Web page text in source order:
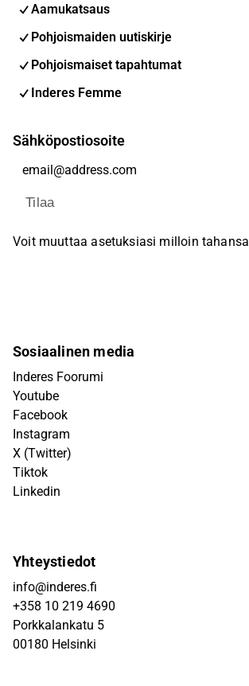
Aamukatsaus
Pohjoismaiden uutiskirje
Pohjoismaiset tapahtumat
Inderes Femme
Sähköpostiosoite
Tilaa
Voit muuttaa asetuksiasi milloin tahansa
Sosiaalinen media
Inderes Foorumi
Youtube
Facebook
Instagram
X (Twitter)
Tiktok
Linkedin
Yhteystiedot
info@inderes.fi
+358 10 219 4690
Porkkalankatu 5
00180 Helsinki